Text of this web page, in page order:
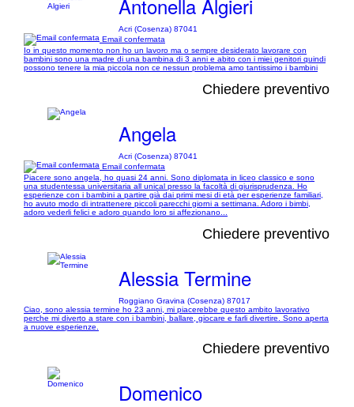
Antonella Algieri
Acri (Cosenza) 87041
Email confermata
Io in questo momento non ho un lavoro ma o sempre desiderato lavorare con
bambini sono una madre di una bambina di 3 anni e abito con i miei genitori quindi
possono tenere la mia piccola non ce nessun problema amo tantissimo i bambini
Chiedere preventivo
Angela
Acri (Cosenza) 87041
Email confermata
Piacere sono angela, ho quasi 24 anni. Sono diplomata in liceo classico e sono
una studentessa universitaria all unical presso la facoltà di giurisprudenza. Ho
esperienze con i bambini a partire già dai primi mesi di età per esperienze familiari,
ho avuto modo di intrattenere piccoli parecchi giorni a settimana. Adoro i bimbi,
adoro vederli felici e adoro quando loro si affezionano...
Chiedere preventivo
Alessia Termine
Roggiano Gravina (Cosenza) 87017
Ciao, sono alessia termine ho 23 anni, mi piacerebbe questo ambito lavorativo
perche mi diverto a stare con i bambini, ballare, giocare e farli divertire. Sono aperta
a nuove esperienze.
Chiedere preventivo
Domenico